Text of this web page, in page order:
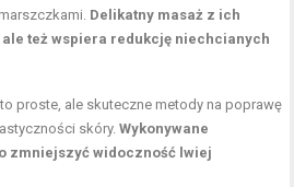
Delikatny masaż z ich
też wspiera redukcję niechcianych
proste, ale skuteczne metody na poprawę
skóry.Wykonywane
zmniejszyć widoczność lwiej